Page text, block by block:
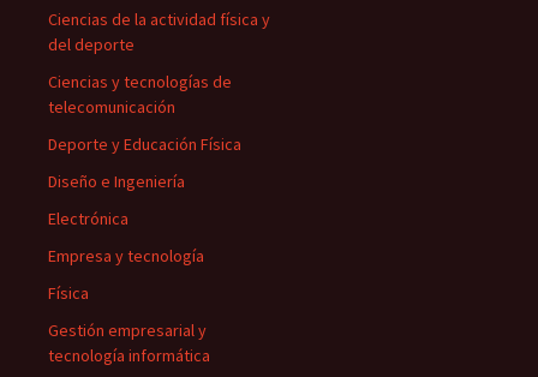
Ciencias de la actividad física y
del deporte
Ciencias y tecnologías de
telecomunicación
Deporte y Educación Física
Diseño e Ingeniería
Electrónica
Empresa y tecnología
Física
Gestión empresarial y
tecnología informática